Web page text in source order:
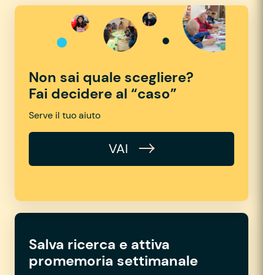
Non sai quale scegliere?
Fai decidere al “caso”
Serve il tuo aiuto
VAI
Salva ricerca e attiva
promemoria settimanale